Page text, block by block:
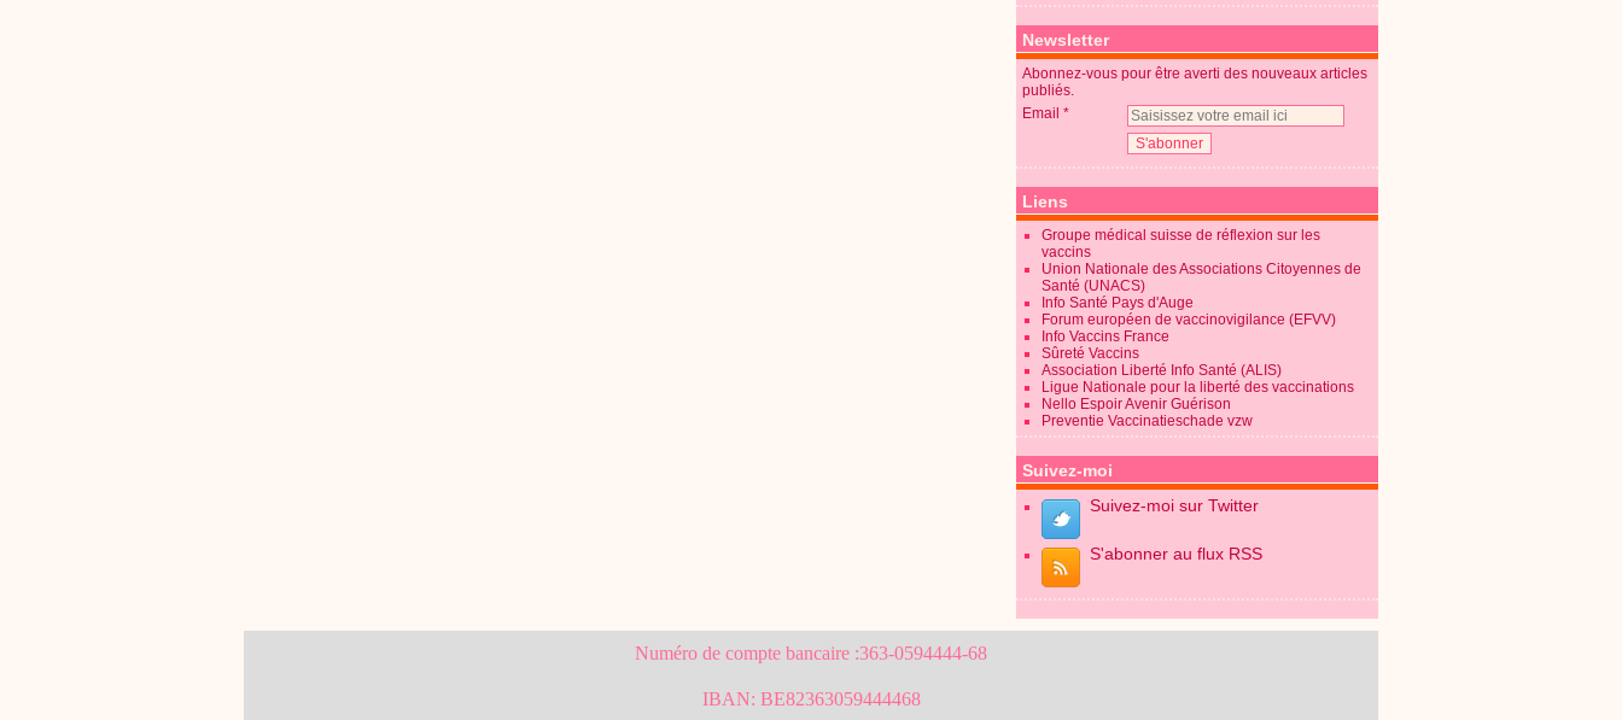
Newsletter
Abonnez-vous pour être averti des nouveaux articles
publiés.
Email
Liens
Groupe médical suisse de réflexion sur les
vaccins
Union Nationale des Associations Citoyennes de
Santé (UNACS)
Info Santé Pays d'Auge
Forum européen de vaccinovigilance (EFVV)
Info Vaccins France
Sûreté Vaccins
Association Liberté Info Santé (ALIS)
Ligue Nationale pour la liberté des vaccinations
Nello Espoir Avenir Guérison
Preventie Vaccinatieschade vzw
Suivez-moi
Suivez-moi sur Twitter
S'abonner au flux RSS
Numéro de compte bancaire :363-0594444-68
IBAN: BE82363059444468